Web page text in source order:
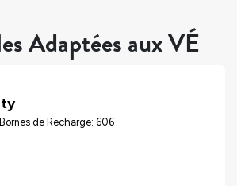
Adaptées aux VÉ
de Recharge: 606